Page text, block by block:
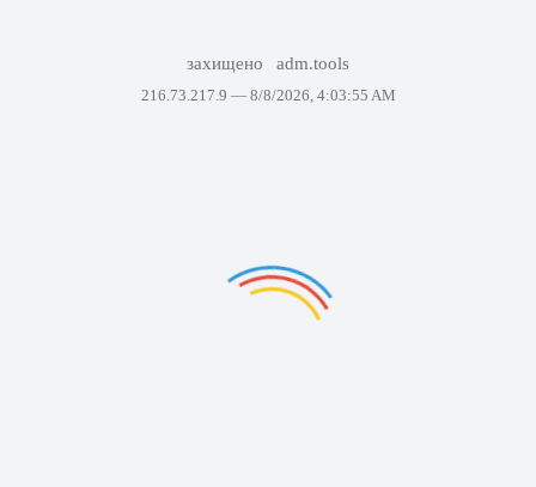
захищено adm.tools
216.73.217.9 — 8/8/2026, 4:03:55 AM